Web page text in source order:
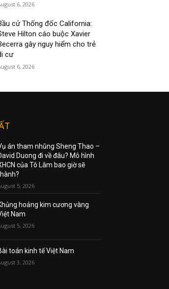
6, 2026
cử Thống đốc California:
Hilton cáo buộc Xavier
gây nguy hiểm cho trẻ
cư
6, 2026
án tham nhũng Sheng Thao –
Duong đi về đâu? Mô hình
của Tô Lâm bao giờ sẽ
5, 2026
hoảng kim cương vàng
Nam
5, 2026
toán kinh tế Việt Nam
3, 2026